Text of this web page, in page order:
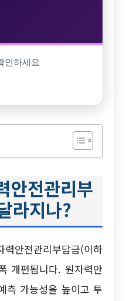
인하세요
안전관리부
라지나?
안전관리부담금(이하
개편됩니다. 원자력안
측 가능성을 높이고 투